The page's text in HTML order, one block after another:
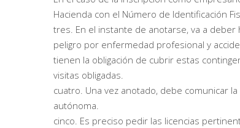
Hacienda con el Número de Identificación
tres. En el instante de anotarse, va a
peligro por enfermedad profesional y
tienen la obligación de cubrir estas
visitas obligadas.
cuatro. Una vez anotado, debe comunicar
autónoma.
cinco. Es preciso pedir las licencias